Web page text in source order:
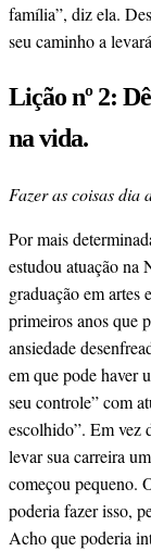
família”, diz ela.
seu caminho a
Lição nº 2:
na vida.
Fazer as coisas dia
Por mais
estudou atuação na
graduação em
primeiros anos que
ansiedade
em que pode haver
seu controle” com
escolhido”. Em vez
levar sua carreira
começou pequeno.
poderia fazer isso,
Acho que poderia